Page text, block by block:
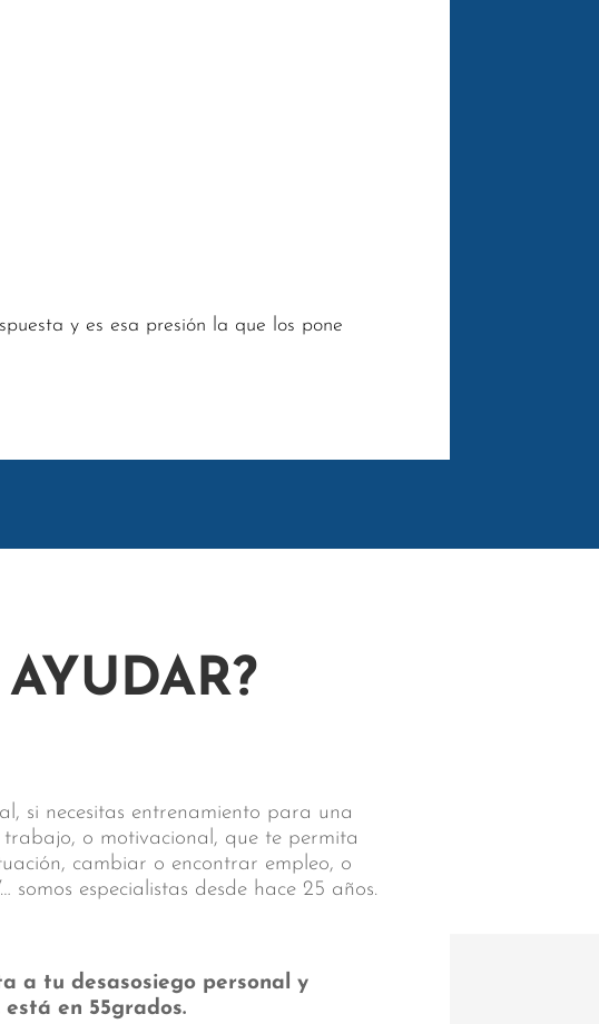
y es esa presión la que los pone
si necesitas entrenamiento para una
trabajo, o motivacional, que te permita
cambiar o encontrar empleo, o
somos especialistas desde hace 25 años.
a tu desasosiego personal y
en 55grados.